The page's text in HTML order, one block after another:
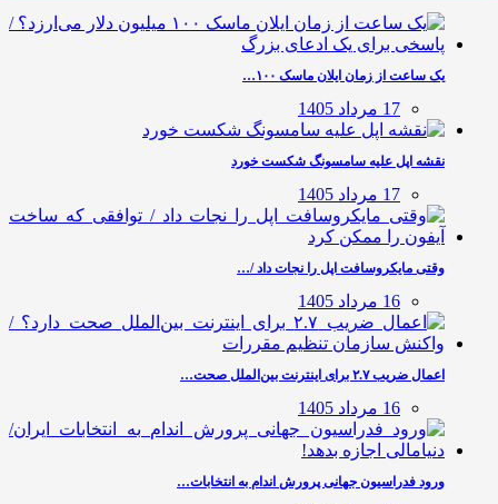
یک ساعت از زمان ایلان ماسک ۱۰۰…
17 مرداد 1405
نقشه اپل علیه سامسونگ شکست خورد
17 مرداد 1405
وقتی مایکروسافت اپل را نجات داد /…
16 مرداد 1405
اعمال ضریب ۲.۷ برای اینترنت بین‌الملل صحت…
16 مرداد 1405
ورود فدراسیون جهانی پرورش اندام به انتخابات…